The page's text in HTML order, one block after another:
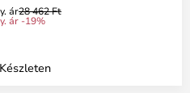
ár28 462 Ft
ár -19%
Készleten